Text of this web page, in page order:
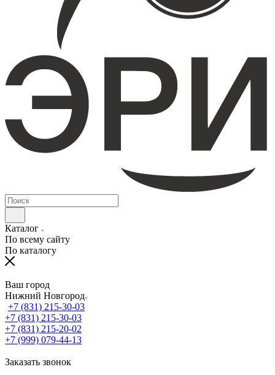
Каталог
По всему сайту
По каталогу
Ваш город
Нижний Новгород
+7 (831) 215-30-03
+7 (831) 215-30-03
+7 (831) 215-20-02
+7 (999) 079-44-13
Заказать звонок